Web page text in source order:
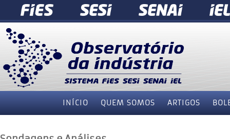
INÍCIO QUEM SOMOS ARTIGOS